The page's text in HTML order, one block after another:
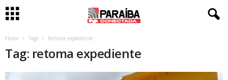
Home Tags Retoma expediente
Tag: retoma expediente